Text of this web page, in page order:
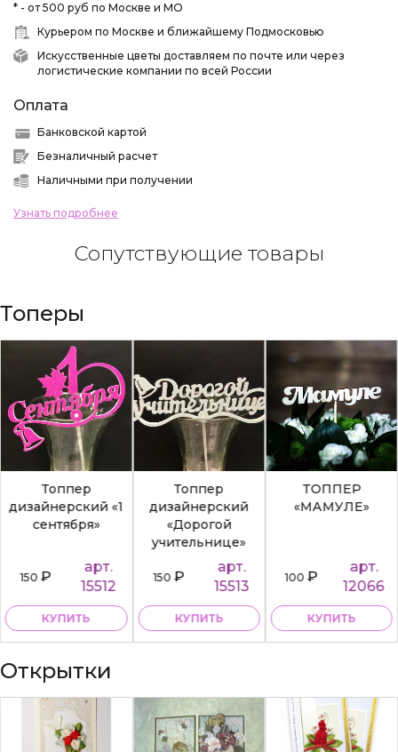
* - от 500 руб по Москве и МО
Курьером по Москве и ближайшему Подмосковью
Искусственные цветы доставляем по почте или через
логистические компании по всей России
Оплата
Банковской картой
Безналичный расчет
Наличными при получении
Узнать подробнее
Сопутствующие товары
Топеры
Топпер
дизайнерский «1
сентября»
150₽
арт.
15512
КУПИТЬ
Топпер
дизайнерский
«Дорогой
учительнице»
150₽
арт.
15513
КУПИТЬ
ТОППЕР
«МАМУЛЕ»
100₽
арт.
12066
КУПИТЬ
Открытки